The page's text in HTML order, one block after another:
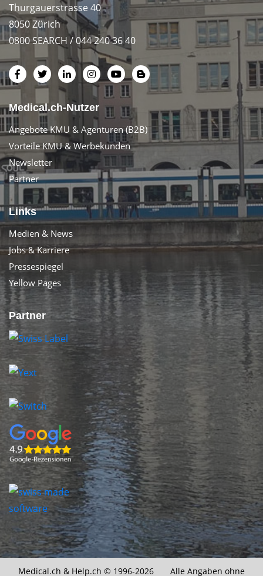
Thurgauerstrasse 40
8050 Zürich
0800 SEARCH / 044 240 36 40
Medical.ch-Nutzer
Angebote KMU & Agenturen (B2B)
Vorteile KMU & Werbekunden
Newsletter
Partner
Links
Medien & News
Jobs & Karriere
Pressespiegel
Yellow Pages
Partner
Medical.ch & Help.ch © 1996-2026 Alle Angaben ohne